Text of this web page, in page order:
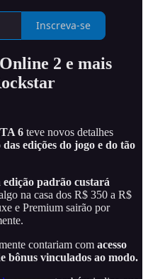
Inscreva-se
2 e mais
6 teve novos detalhes
edições do jogo e do tão
edição padrão custará
na casa dos R$ 350 a R$
e Premium sairão por
contariam com acesso
bônus vinculados ao modo.